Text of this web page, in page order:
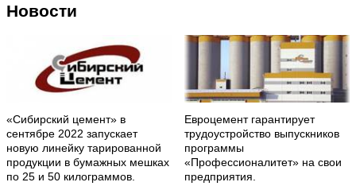
Новости
«Сибирский цемент» в
сентябре 2022 запускает
новую линейку тарированной
продукции в бумажных мешках
по 25 и 50 килограммов.
Евроцемент гарантирует
трудоустройство выпускников
программы
«Профессионалитет» на свои
предприятия.